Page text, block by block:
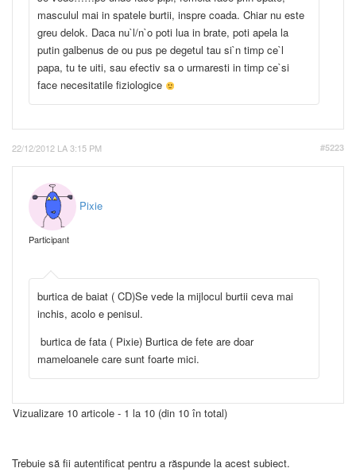
masculul mai in spatele burtii, inspre coada. Chiar nu este
greu delok. Daca nu`l/n`o poti lua in brate, poti apela la
putin galbenus de ou pus pe degetul tau si`n timp ce`l
papa, tu te uiti, sau efectiv sa o urmaresti in timp ce`si
face necesitatile fiziologice
22/12/2012 LA 3:15 PM #5223
Pixie
Participant
burtica de baiat ( CD)Se vede la mijlocul burtii ceva mai
inchis, acolo e penisul.
burtica de fata ( Pixie) Burtica de fete are doar
mameloanele care sunt foarte mici.
Vizualizare 10 articole - 1 la 10 (din 10 în total)
Trebuie să fii autentificat pentru a răspunde la acest subiect.